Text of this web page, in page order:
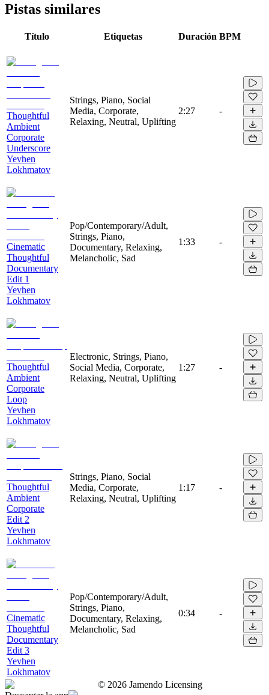
Pistas similares
Título Etiquetas Duración BPM
Thoughtful
Ambient
Corporate
Underscore
Yevhen
Lokhmatov
Strings, Piano, Social
Media, Corporate,
Relaxing, Neutral, Uplifting
2:27 -
Cinematic
Thoughtful
Documentary
Edit 1
Yevhen
Lokhmatov
Pop/Contemporary/Adult,
Strings, Piano,
Documentary, Relaxing,
Melancholic, Sad
1:33 -
Thoughtful
Ambient
Corporate
Loop
Yevhen
Lokhmatov
Electronic, Strings, Piano,
Social Media, Corporate,
Relaxing, Neutral, Uplifting
1:27 -
Thoughtful
Ambient
Corporate
Edit 2
Yevhen
Lokhmatov
Strings, Piano, Social
Media, Corporate,
Relaxing, Neutral, Uplifting
1:17 -
Cinematic
Thoughtful
Documentary
Edit 3
Yevhen
Lokhmatov
Pop/Contemporary/Adult,
Strings, Piano,
Documentary, Relaxing,
Melancholic, Sad
0:34 -
© 2026 Jamendo Licensing